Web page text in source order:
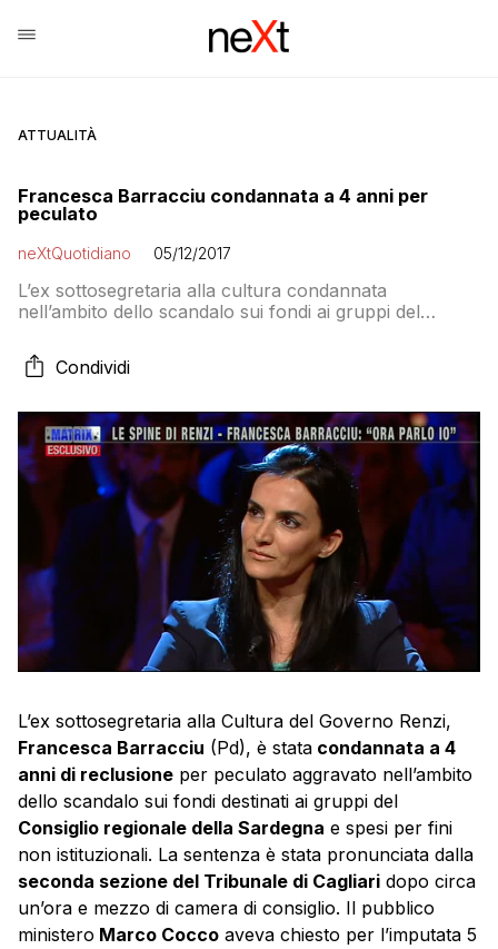
ATTUALITÀ
Francesca Barracciu condannata a 4 anni per
peculato
neXtQuotidiano 05/12/2017
L’ex sottosegretaria alla cultura condannata
nell’ambito dello scandalo sui fondi ai gruppi del
80mila euro di spese non giustificate
Condividi
L’ex sottosegretaria alla Cultura del Governo Renzi,
Francesca Barracciu (Pd), è stata condannata a 4
anni di reclusione per peculato aggravato nell’ambito
dello scandalo sui fondi destinati ai gruppi del
Consiglio regionale della Sardegna e spesi per fini
non istituzionali. La sentenza è stata pronunciata dalla
seconda sezione del Tribunale di Cagliari dopo circa
un’ora e mezzo di camera di consiglio. Il pubblico
ministero Marco Cocco aveva chiesto per l’imputata 5